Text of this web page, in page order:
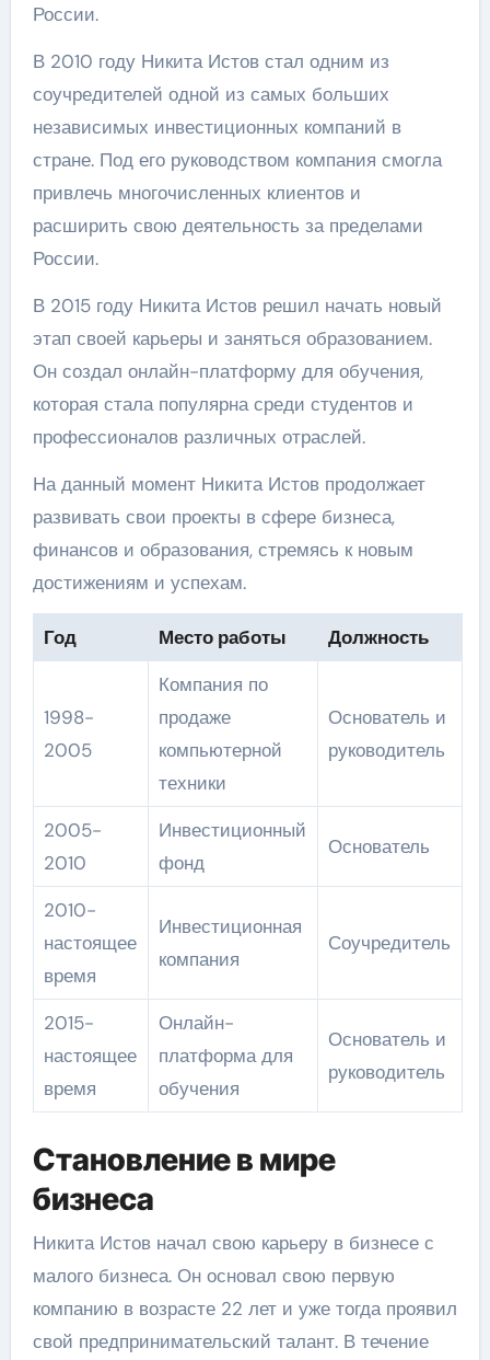
России.
В 2010 году Никита Истов стал одним из
соучредителей одной из самых больших
независимых инвестиционных компаний в
стране. Под его руководством компания смогла
привлечь многочисленных клиентов и
расширить свою деятельность за пределами
России.
В 2015 году Никита Истов решил начать новый
этап своей карьеры и заняться образованием.
Он создал онлайн-платформу для обучения,
которая стала популярна среди студентов и
профессионалов различных отраслей.
На данный момент Никита Истов продолжает
развивать свои проекты в сфере бизнеса,
финансов и образования, стремясь к новым
достижениям и успехам.
Год Место работы Должность
1998-
2005
Компания по
продаже
компьютерной
техники
Основатель и
руководитель
2005-
2010
Инвестиционный
фонд
Основатель
2010-
настоящее
время
Инвестиционная
компания
Соучредитель
2015-
настоящее
время
Онлайн-
платформа для
обучения
Основатель и
руководитель
Становление в мире
бизнеса
Никита Истов начал свою карьеру в бизнесе с
малого бизнеса. Он основал свою первую
компанию в возрасте 22 лет и уже тогда проявил
свой предпринимательский талант. В течение